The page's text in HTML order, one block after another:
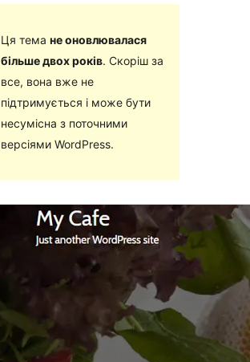
Ця тема не оновлювалася
більше двох років. Скоріш за
все, вона вже не
підтримується і може бути
несумісна з поточними
версіями WordPress.